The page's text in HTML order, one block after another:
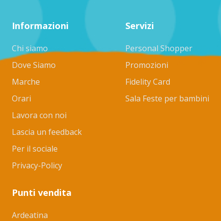
Informazioni
Chi siamo
Dove Siamo
Marche
Orari
Lavora con noi
Lascia un feedback
Per il sociale
Privacy-Policy
Servizi
Personal Shopper
Promozioni
Fidelity Card
Sala Feste per bambini
Punti vendita
Ardeatina